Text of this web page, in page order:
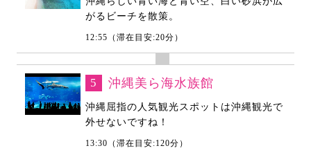
がるビーチを散策。
12:55（滞在目安:20分）
5 沖縄美ら海水族館
沖縄屈指の人気観光スポットは沖縄観光で
外せないですね！
13:30（滞在目安:120分）